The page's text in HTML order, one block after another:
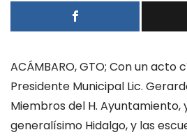
ACÁMBARO, GTO; Con un
Presidente Municipal Lic.
Miembros del H.
generalísimo Hidalgo, y las